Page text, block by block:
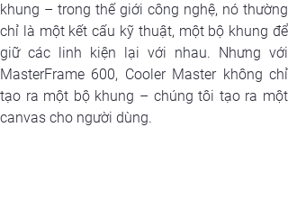
khung – trong thế giới công nghệ, nó thường
chỉ là một kết cấu kỹ thuật, một bộ khung để
giữ các linh kiện lại với nhau. Nhưng với
MasterFrame 600, Cooler Master không chỉ
tạo ra một bộ khung – chúng tôi tạo ra một
canvas cho người dùng.